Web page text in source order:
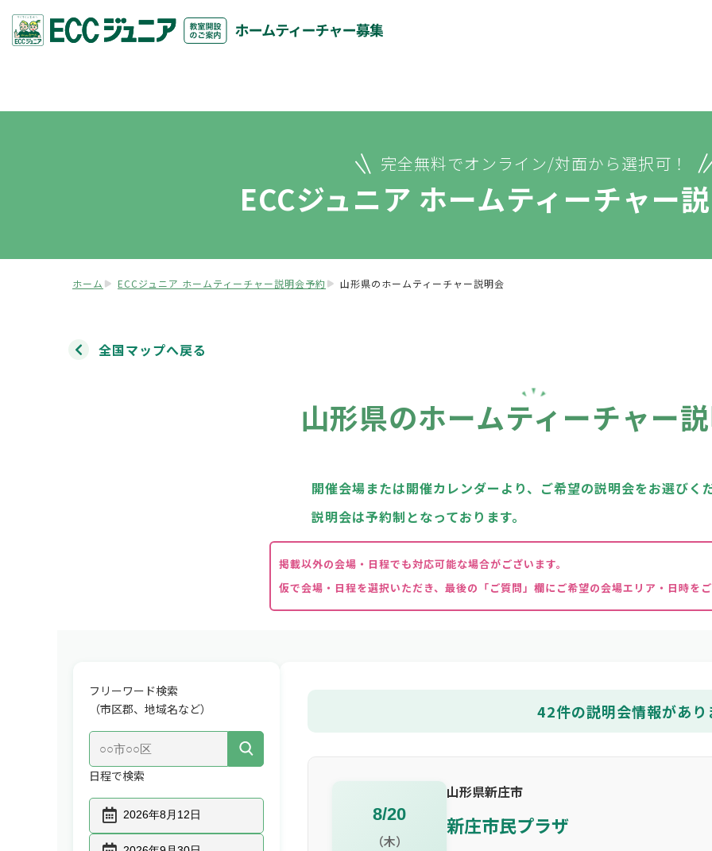
完全無料でオンライン/対面から選択可！
ECCジュニア ホームティーチャー
ホーム ECCジュニア ホームティーチャー説明会予約 山形県のホームティーチャー説明会
全国マップへ戻る
山形県のホームティーチャー
開催会場または開催カレンダーより、ご希望の説明会をお選びく
説明会は予約制となっております。
掲載以外の会場・日程でも対応可能な場合がございます。
仮で会場・日程を選択いただき、最後の「ご質問」欄にご希望の会場エリア・日時を
フリーワード検索
（市区郡、地域名など）
日程で検索
42件の説明会情報があり
8/20
（木）
山形県新庄市
新庄市民プラザ